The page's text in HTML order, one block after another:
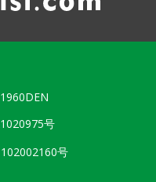
号
号